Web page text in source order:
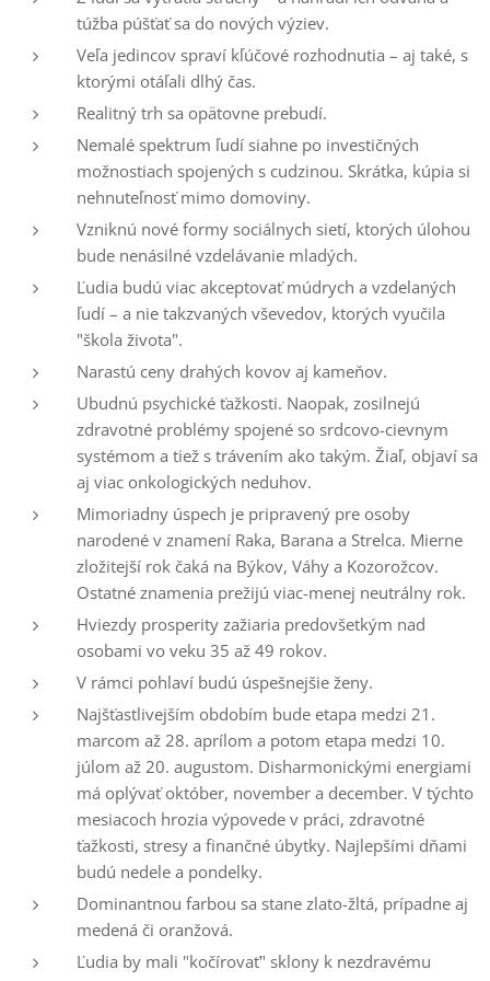
túžba púšťať sa do nových výziev.
Veľa jedincov spraví kľúčové rozhodnutia – aj také, s
ktorými otáľali dlhý čas.
Realitný trh sa opätovne prebudí.
Nemalé spektrum ľudí siahne po investičných
možnostiach spojených s cudzinou. Skrátka, kúpia si
nehnuteľnosť mimo domoviny.
Vzniknú nové formy sociálnych sietí, ktorých úlohou
bude nenásilné vzdelávanie mladých.
Ľudia budú viac akceptovať múdrych a vzdelaných
ľudí – a nie takzvaných vševedov, ktorých vyučila
"škola života".
Narastú ceny drahých kovov aj kameňov.
Ubudnú psychické ťažkosti. Naopak, zosilnejú
zdravotné problémy spojené so srdcovo-cievnym
systémom a tiež s trávením ako takým. Žiaľ, objaví sa
aj viac onkologických neduhov.
Mimoriadny úspech je pripravený pre osoby
narodené v znamení Raka, Barana a Strelca. Mierne
zložitejší rok čaká na Býkov, Váhy a Kozorožcov.
Ostatné znamenia prežijú viac-menej neutrálny rok.
Hviezdy prosperity zažiaria predovšetkým nad
osobami vo veku 35 až 49 rokov.
V rámci pohlaví budú úspešnejšie ženy.
Najšťastlivejším obdobím bude etapa medzi 21.
marcom až 28. aprílom a potom etapa medzi 10.
júlom až 20. augustom. Disharmonickými energiami
má oplývať október, november a december. V týchto
mesiacoch hrozia výpovede v práci, zdravotné
ťažkosti, stresy a finančné úbytky. Najlepšími dňami
budú nedele a pondelky.
Dominantnou farbou sa stane zlato-žltá, prípadne aj
medená či oranžová.
Ľudia by mali "kočírovať" sklony k nezdravému